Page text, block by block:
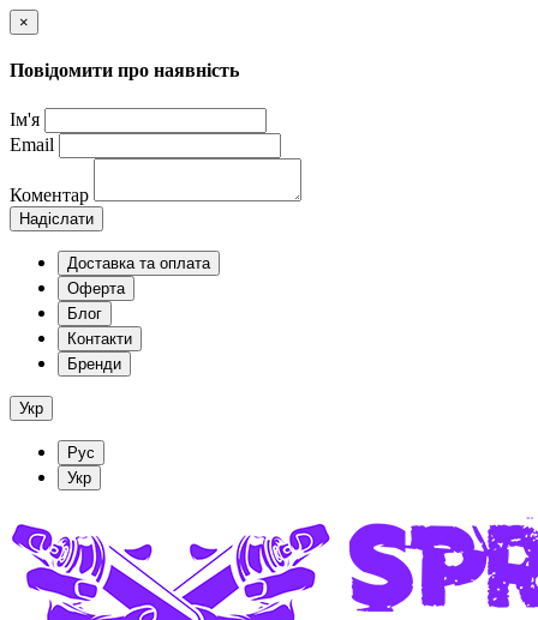
×
Повідомити про наявність
Ім'я
Email
Коментар
Надіслати
Доставка та оплата
Оферта
Блог
Контакти
Бренди
Укр
Рус
Укр